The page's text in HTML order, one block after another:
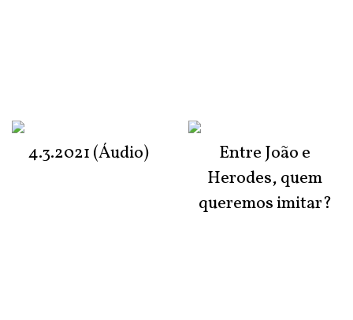
4.3.2021 (Áudio)
Entre João e
Herodes, quem
queremos imitar?